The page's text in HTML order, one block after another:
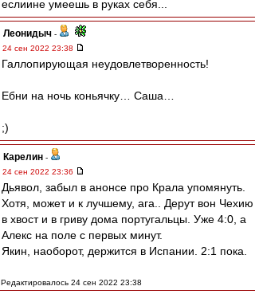
еслиине умеешь в руках себя...
Леонидыч -
24 сен 2022 23:38
Галлопирующая неудовлетворенность!
Ебни на ночь коньячку… Саша…
;)
Карелин -
24 сен 2022 23:36
Дьявол, забыл в анонсе про Крала упомянуть.
Хотя, может и к лучшему, ага.. Дерут вон Чехию
в хвост и в гриву дома португальцы. Уже 4:0, а
Алекс на поле с первых минут.
Якин, наоборот, держится в Испании. 2:1 пока.
Редактировалось 24 сен 2022 23:38